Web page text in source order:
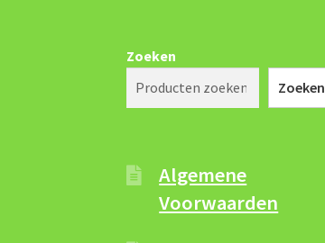
Zoeken
Zoeken
Algemene
Voorwaarden